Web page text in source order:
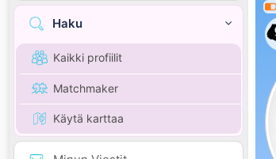
Haku
Kaikki profiilit
Matchmaker
Käytä karttaa